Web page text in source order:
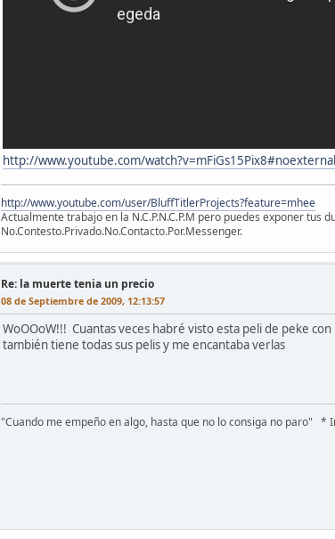
http://www.youtube.com/
http://www.youtube.com/user/BluffTitlerProjects?feature=mhee
Actualmente trabajo en la N.C.P.N.C.P.M pero puedes exponer tus
No.Contesto.Privado.No.Contacto.Por.Messenger.
Re: la muerte tenia un precio
08 de Septiembre de 2009, 12:13:57
WoOOoW!!! Cuantas veces habré visto esta peli de peke
también tiene todas sus pelis y me encantaba verlas
"Cuando me empeño en algo, hasta que no lo consiga no paro" *